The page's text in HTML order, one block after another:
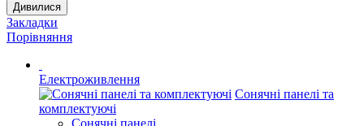
Дивилися
Закладки
Порівняння
Електроживлення
Сонячні панелі та
комплектуючі
Сонячні панелі